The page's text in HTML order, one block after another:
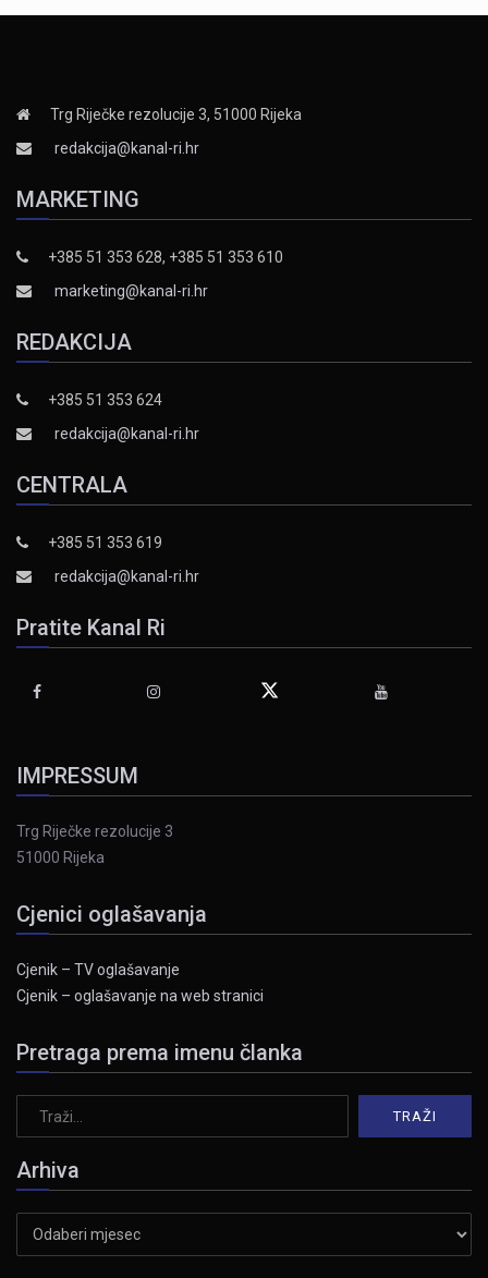
Trg Riječke rezolucije 3, 51000 Rijeka
redakcija@kanal-ri.hr
MARKETING
+385 51 353 628, +385 51 353 610
marketing@kanal-ri.hr
REDAKCIJA
+385 51 353 624
redakcija@kanal-ri.hr
CENTRALA
+385 51 353 619
redakcija@kanal-ri.hr
Pratite Kanal Ri
IMPRESSUM
Trg Riječke rezolucije 3
51000 Rijeka
Cjenici oglašavanja
Cjenik – TV oglašavanje
Cjenik – oglašavanje na web stranici
Pretraga prema imenu članka
Arhiva